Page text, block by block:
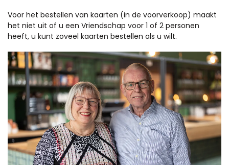
Voor het bestellen van kaarten (in de voorverkoop) maakt
het niet uit of u een Vriendschap voor 1 of 2 personen
heeft, u kunt zoveel kaarten bestellen als u wilt.